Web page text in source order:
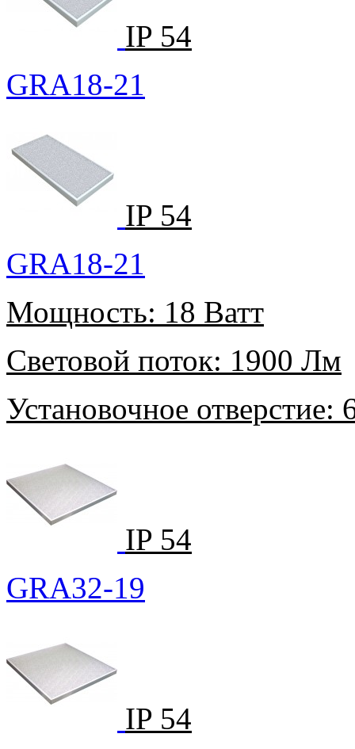
IP 54
GRA18-21
IP 54
GRA18-21
Мощность: 18 Ватт
Световой поток: 1900 Лм
Установочное отверстие:
IP 54
GRA32-19
IP 54